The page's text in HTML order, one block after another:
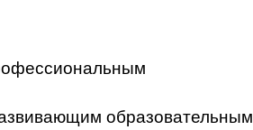
образовательным